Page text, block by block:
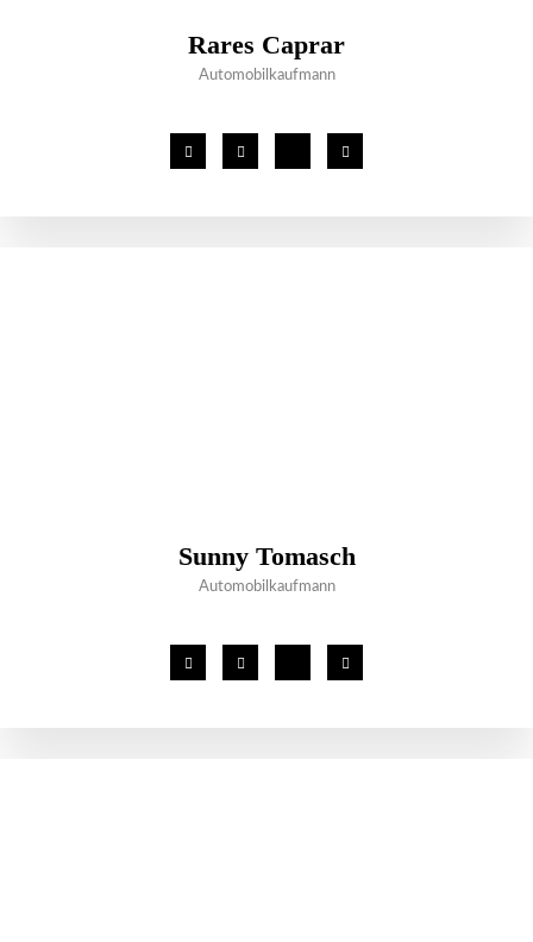
Rares Caprar
Automobilkaufmann
Sunny Tomasch
Automobilkaufmann